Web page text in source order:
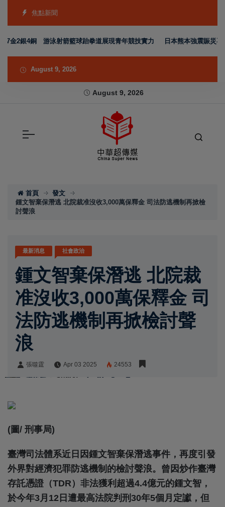
焦點新聞
2銀4銅 游泳射箭籃球跆拳道展現青年競技實力 日本熊本強震賑災再獲
August 9, 2026
August 9, 2026
首頁
發文
鍾文智棄保潛逃 北院裁准沒收3,000萬保釋金 司法防逃機制再掀檢
討聲浪
最新消息 社會政治
鍾文智棄保潛逃 北院裁
准沒收3,000萬保釋金 司
法防逃機制再掀檢討聲
浪
張噬霆 Apr 03 2025 24553
(圖/ 刑事局)
臺灣司法體系近日因鍾文智棄保潛逃事件，再度引發
外界對經濟犯罪防逃機制的檢討聲浪。曾因炒作臺灣
存託憑證（TDR）非法獲利超過4.4億元的鍾文智，
於今年3月12日遭最高法院判刑30年5個月定讞，但